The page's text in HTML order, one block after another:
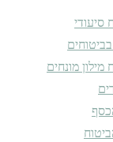
סיעודי
מילון מונחים